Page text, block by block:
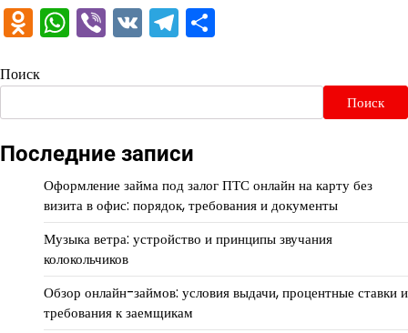
Odnoklassniki
WhatsApp
Viber
VKTelegram
Поиск
Поиск
Последние записи
Оформление займа под залог ПТС онлайн на карту без
визита в офис: порядок, требования и документы
Музыка ветра: устройство и принципы звучания
колокольчиков
Обзор онлайн-займов: условия выдачи, процентные ставки и
требования к заемщикам